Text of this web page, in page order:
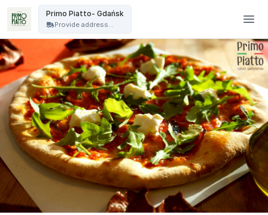
Primo Piatto- Gdańsk
Provide address...